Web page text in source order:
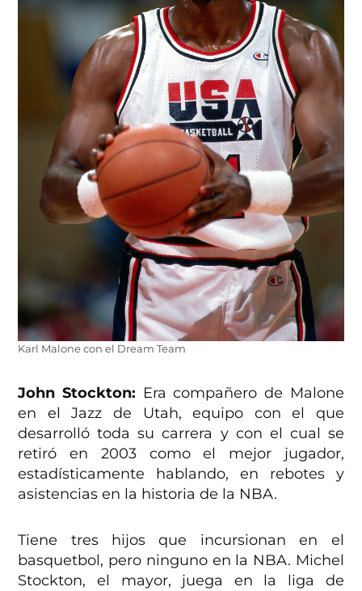
Karl Malone con el Dream Team
John Stockton: Era compañero de Malone
en el Jazz de Utah, equipo con el que
desarrolló toda su carrera y con el cual se
retiró en 2003 como el mejor jugador,
estadísticamente hablando, en rebotes y
asistencias en la historia de la NBA.
Tiene tres hijos que incursionan en el
basquetbol, pero ninguno en la NBA. Michel
Stockton, el mayor, juega en la liga de